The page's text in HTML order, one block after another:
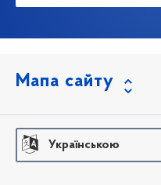
Мапа сайту
Українською